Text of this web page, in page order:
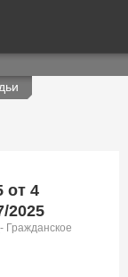
от 4
2025
- Гражданское